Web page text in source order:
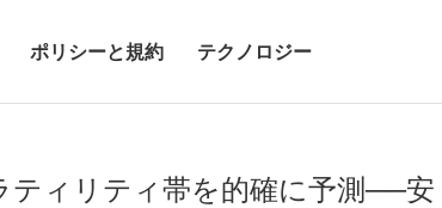
ポリシーと規約 テクノロジー
ティリティ帯を的確に予測──安